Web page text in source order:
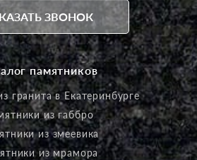
ЗВОНОК
памятников
гранита в Екатеринбурге
из габбро
из змеевика
из мрамора